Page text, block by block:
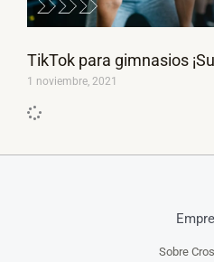
TikTok para gimnasios
1 noviembre, 2021
Sobre